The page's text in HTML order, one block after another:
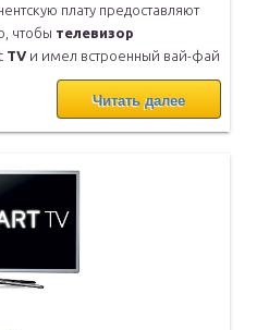
плату предоставляют
чтобы телевизор
TV и имел встроенный вай-фай
Читать далее